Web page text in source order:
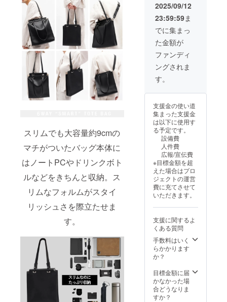
スリムでも大容量約9cmの
マチがついたバッグ本体に
はノートPCやドリンクボト
ルなどをきちんと収納。ス
リムなフォルムがスタイ
リッシュさを際立たせま
す。
2025/09/12
23:59:59ま
でに集まっ
た金額が
ファンディ
ングされま
す。
支援金の使い道
集まった支援金
は以下に使用す
る予定です。
設備費
人件費
広報/宣伝費
※目標金額を超
えた場合はプロ
ジェクトの運営
費に充てさせて
いただきます。
支援に関するよ
くある質問
手数料はいく
らかかります
か？
目標金額に届
かなかった場
合どうなりま
すか？